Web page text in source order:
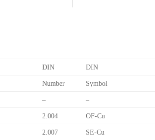
DIN DIN
Number Symbol
– –
2.004 OF-Cu
2.007 SE-Cu